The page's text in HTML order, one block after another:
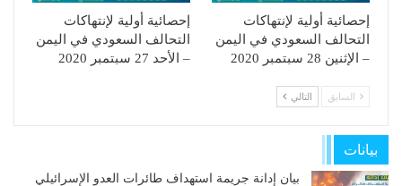
إحصائية أولية لإنتهاكات
التحالف السعودي في اليمن
– الإثنين 28 سبتمبر 2020
إحصائية أولية لإنتهاكات
التحالف السعودي في اليمن
– الأحد 27 سبتمبر 2020
السابق التالي
بيانات
بيان إدانة جريمة استهداف طائرات العدو الإسرائيلي